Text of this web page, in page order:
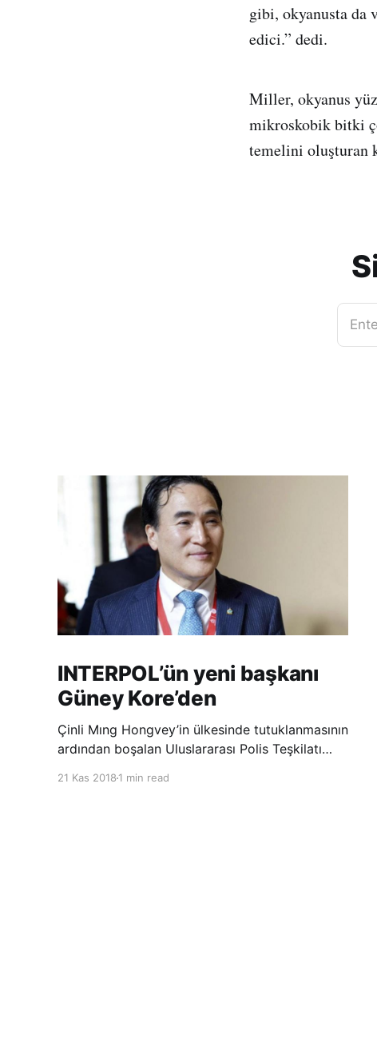
gibi, okyanusta da
edici.” dedi.
Miller, okyanus
mikroskobik bitki
temelini oluşturan
INTERPOL’ün yeni başkanı
Güney Kore’den
Çinli Mıng Hongvey’in ülkesinde tutuklanmasının
ardından boşalan Uluslararası Polis Teşkilatı
21 Kas 2018 1 min read